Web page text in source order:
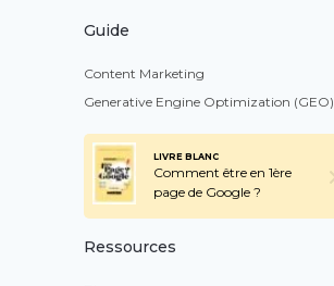
Guide
Content Marketing
Generative Engine Optimization (GEO)
LIVRE BLANC
Comment être en 1ère
page de Google ?
Ressources